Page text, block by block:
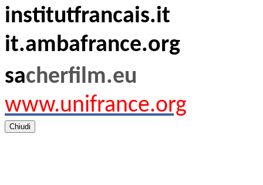
institutfrancais.it
it.ambafrance.org
sacherfilm.eu
www.unifrance.org
Chiudi